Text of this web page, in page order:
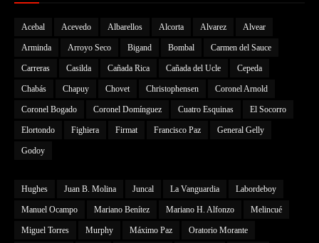
Acebal Acevedo Albarellos Alcorta Alvarez Alvear
Arminda Arroyo Seco Bigand Bombal Carmen del Sauce
Carreras Casilda Cañada Rica Cañada del Ucle Cepeda
Chabás Chapuy Chovet Christophensen Coronel Arnold
Coronel Bogado Coronel Domínguez Cuatro Esquinas El Socorro
Elortondo Fighiera Firmat Francisco Paz General Gelly
Godoy
Hughes Juan B. Molina Juncal La Vanguardia Labordeboy
Manuel Ocampo Mariano Benítez Mariano H. Alfonzo Melincué
Miguel Torres Murphy Máximo Paz Oratorio Morante